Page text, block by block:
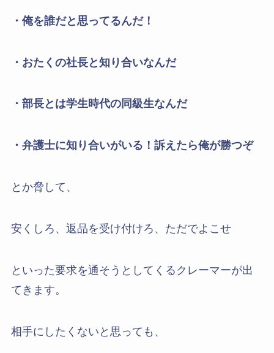
・俺を誰だと思ってるんだ！
・おたくの社長と知り合いなんだ
・部長とは学生時代の同級生なんだ
・弁護士に知り合いがいる！訴えたら俺が勝つぞ
とか脅して、
安くしろ、返品を受け付けろ、ただでよこせ
といった要求を通そうとしてくるクレーマーが出
てきます。
相手にしたくないと思っても、